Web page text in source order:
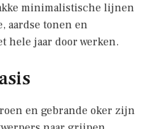
minimalistische lijnen
aardse tonen en
hele jaar door werken.
en gebrande oker zijn